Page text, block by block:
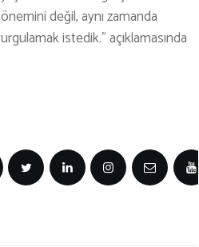
değil, aynı zamanda
istedik.” açıklamasında